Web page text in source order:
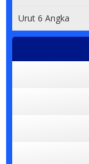
Urut 6 Angka